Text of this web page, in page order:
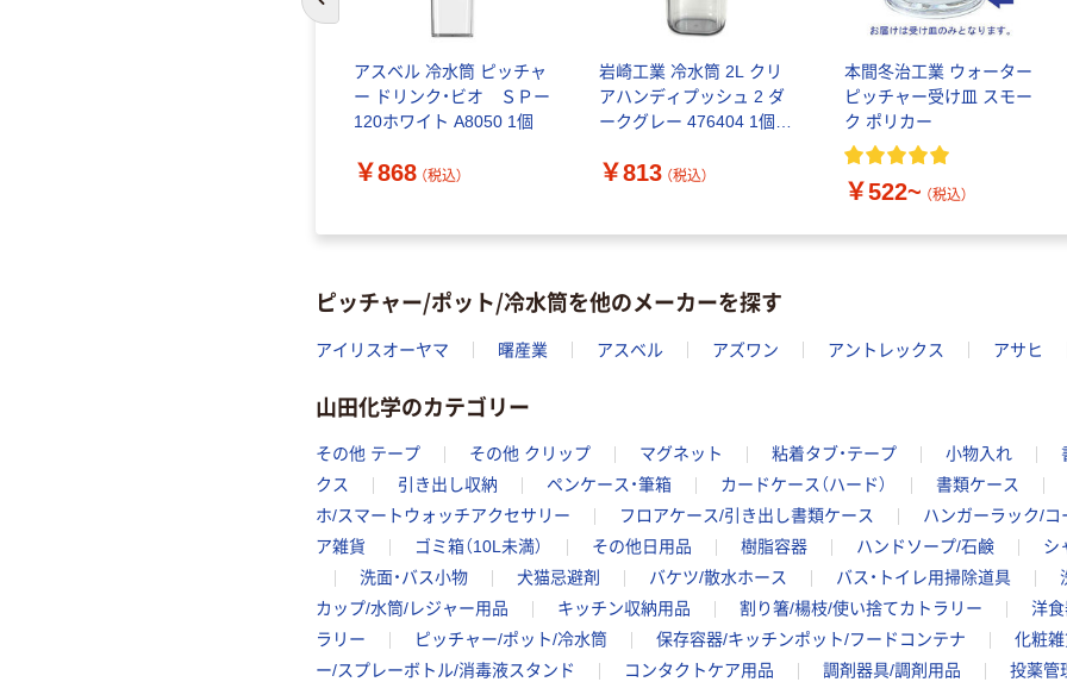
アスベル 冷水筒 ピッチャ
ー ドリンク・ビオ ＳＰー
120ホワイト A8050 1個
￥868 （税込）
岩崎工業 冷水筒 2L クリ
アハンディプッシュ 2 ダ
ークグレー 476404 1個
￥813 （税込）
本間冬治工業 ウォーター
ピッチャー受け皿 スモー
ク ポリカー
￥522~ （税込）
前のスライドへ
ピッチャー/ポット/冷水筒を他のメーカーを探す
アイリスオーヤマ 曙産業 アスベル アズワン アントレックス アサヒ
山田化学のカテゴリー
その他 テープ その他 クリップ マグネット 粘着タブ・テープ 小物入れ
クス
引き出し収納 ペンケース・筆箱 カードケース（ハード） 書類ケース
ホ/スマートウォッチアクセサリー
フロアケース/引き出し書類ケース ハンガーラック/コ
ア雑貨
ゴミ箱（10L未満） その他日用品 樹脂容器 ハンドソープ/石鹸 シ
洗面・バス小物
犬猫忌避剤 バケツ/散水ホース バス・トイレ用掃除道具
カップ/水筒/レジャー用品
キッチン収納用品 割り箸/楊枝/使い捨てカトラリー 洋
ラリー
ピッチャー/ポット/冷水筒 保存容器/キッチンポット/フードコンテナ 化粧雑
ー/スプレーボトル/消毒液スタンド
コンタクトケア用品 調剤器具/調剤用品 投薬管